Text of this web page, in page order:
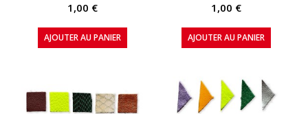
1,00 €
AJOUTER AU PANIER
1,00 €
AJOUTER AU PANIER